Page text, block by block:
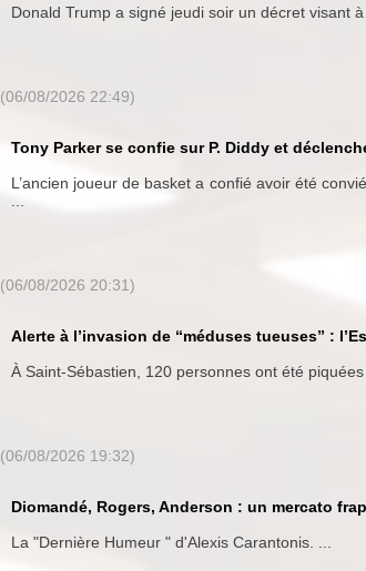
Donald Trump a signé jeudi soir un décret visant
(06/08/2026 22:49)
Tony Parker se confie sur P. Diddy et
L’ancien joueur de basket a confié avoir été
...
(06/08/2026 20:31)
Alerte à l’invasion de “méduses tueuses” :
À Saint-Sébastien, 120 personnes ont été
(06/08/2026 19:32)
Diomandé, Rogers, Anderson : un mercato
La "Dernière Humeur " d'Alexis Carantonis. ...